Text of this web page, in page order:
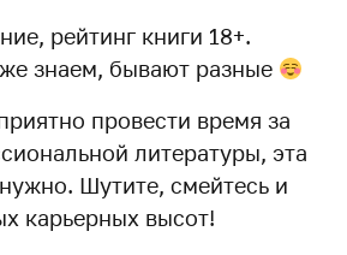
рейтинг книги 18+.
знаем, бывают разные
провести время за
литературы, эта
Шутите, смейтесь и
карьерных высот!